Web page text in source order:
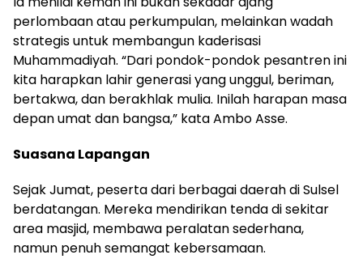
perlombaan atau perkumpulan, melainkan wadah
strategis untuk membangun kaderisasi
Muhammadiyah. “Dari pondok-pondok pesantren ini
kita harapkan lahir generasi yang unggul, beriman,
bertakwa, dan berakhlak mulia. Inilah harapan masa
depan umat dan bangsa,” kata Ambo Asse.
Suasana Lapangan
Sejak Jumat, peserta dari berbagai daerah di Sulsel
berdatangan. Mereka mendirikan tenda di sekitar
area masjid, membawa peralatan sederhana,
namun penuh semangat kebersamaan.